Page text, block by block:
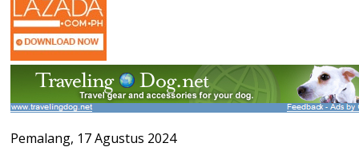
Pemalang, 17 Agustus 2024